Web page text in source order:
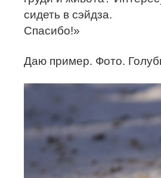
сидеть в сэйдза.
Спасибо!»
Даю пример. Фото.